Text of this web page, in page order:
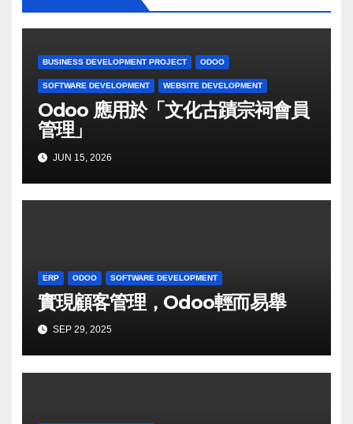
BUSINESS DEVELOPMENT PROJECT ODOO
SOFTWARE DEVELOPMENT WEBSITE DEVELOPMENT
Odoo 應用於「文化古蹟宗祠會員
管理」
JUN 15, 2026
ERP ODOO SOFTWARE DEVELOPMENT
實現顧客管理，Odoo輕而易舉
SEP 29, 2025